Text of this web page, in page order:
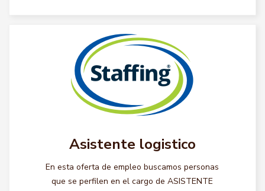
Asistente logistico
En esta oferta de empleo buscamos personas
que se perfilen en el cargo de ASISTENTE